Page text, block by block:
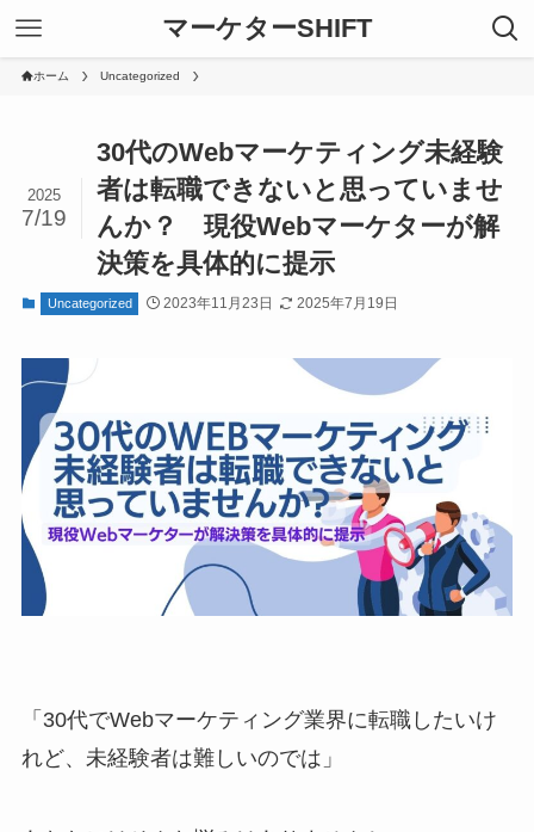
マーケターSHIFT
ホーム Uncategorized
30代のWebマーケティング未経験
者は転職できないと思っていませ
んか？ 現役Webマーケターが解
決策を具体的に提示
2025
7/19
Uncategorized 2023年11月23日 2025年7月19日
「30代でWebマーケティング業界に転職したいけ
れど、未経験者は難しいのでは」